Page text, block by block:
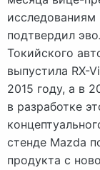
подтвердил
Токийского
выпустила RX-
2015 году, а в
в разработке
стенде Mazda
продукта с